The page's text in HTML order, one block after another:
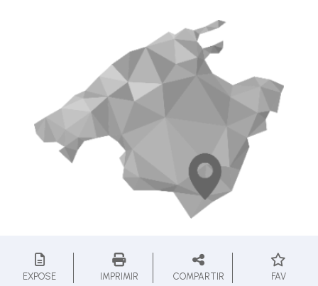
EXPOSE IMPRIMIR COMPARTIR FAV